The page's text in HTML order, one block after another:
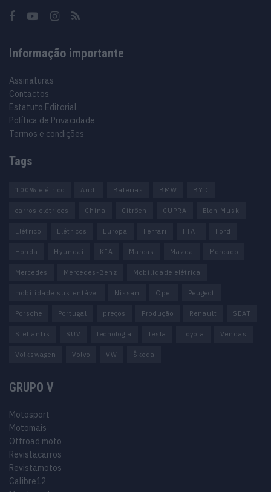
Informação importante
Assinaturas
Contactos
Estatuto Editorial
Política de Privacidade
Termos e condições
Tags
100% elétrico Audi Baterias BMW BYD
carros elétricos China Citröen CUPRA Elon Musk
Elétrico Elétricos Europa Ferrari FIAT Ford
Honda Hyundai KIA Marcas Mazda Mercado
Mercedes Mercedes-Benz Mobilidade elétrica
mobilidade sustentável Nissan Opel Peugeot
Porsche Portugal preços Produção Renault SEAT
Stellantis SUV tecnologia Tesla Toyota Vendas
Volkswagen Volvo VW Škoda
GRUPO V
Motosport
Motomais
Offroad moto
Revistacarros
Revistamotos
Calibre12